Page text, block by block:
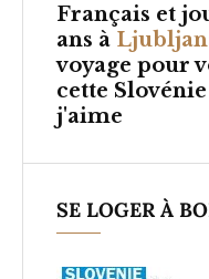
Français et
ans à
voyage pour
cette
j'aime
SE LOGER À